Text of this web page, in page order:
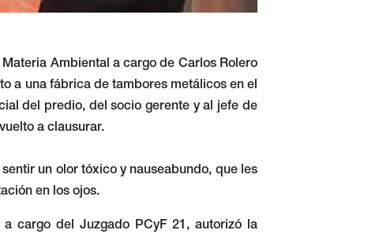
Ambiental a cargo de Carlos Rolero
a una fábrica de tambores metálicos en el
del predio, del socio gerente y al jefe de
a clausurar.
un olor tóxico y nauseabundo, que les
en los ojos.
cargo del Juzgado PCyF 21, autorizó la